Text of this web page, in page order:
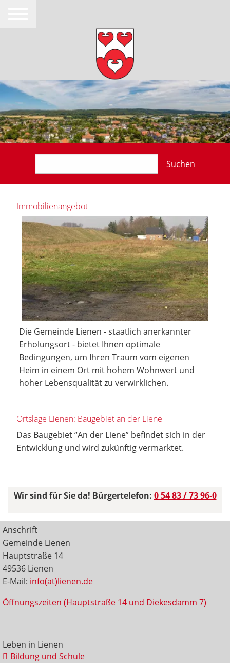
Suchen
Immobilienangebot
Die Gemeinde Lienen - staatlich anerkannter
Erholungsort - bietet Ihnen optimale
Bedingungen, um Ihren Traum vom eigenen
Heim in einem Ort mit hohem Wohnwert und
hoher Lebensqualität zu verwirklichen.
Ortslage Lienen: Baugebiet an der Liene
Das Baugebiet “An der Liene” befindet sich in der
Entwicklung und wird zukünftig vermarktet.
Wir sind für Sie da! Bürgertelefon: 0 54 83 / 73 96-0
Anschrift
Gemeinde Lienen
Hauptstraße 14
49536 Lienen
E-Mail: info(at)lienen.de
Öffnungszeiten (Hauptstraße 14 und Diekesdamm 7)
Leben in Lienen
Bildung und Schule